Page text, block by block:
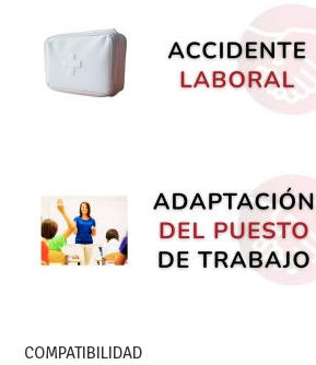
COMPATIBILIDAD